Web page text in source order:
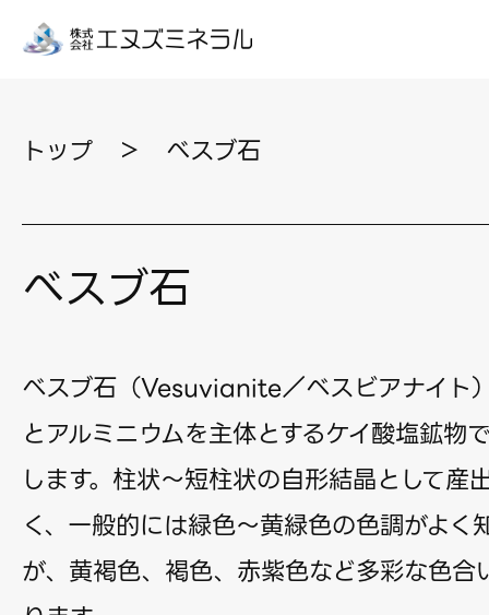
トップ ＞ べスブ石
べスブ石
ベスブ石（Vesuvianite／ベスビアナイト
とアルミニウムを主体とするケイ酸塩鉱物
します。柱状〜短柱状の自形結晶として産
く、一般的には緑色〜黄緑色の色調がよく
が、黄褐色、褐色、赤紫色など多彩な色合